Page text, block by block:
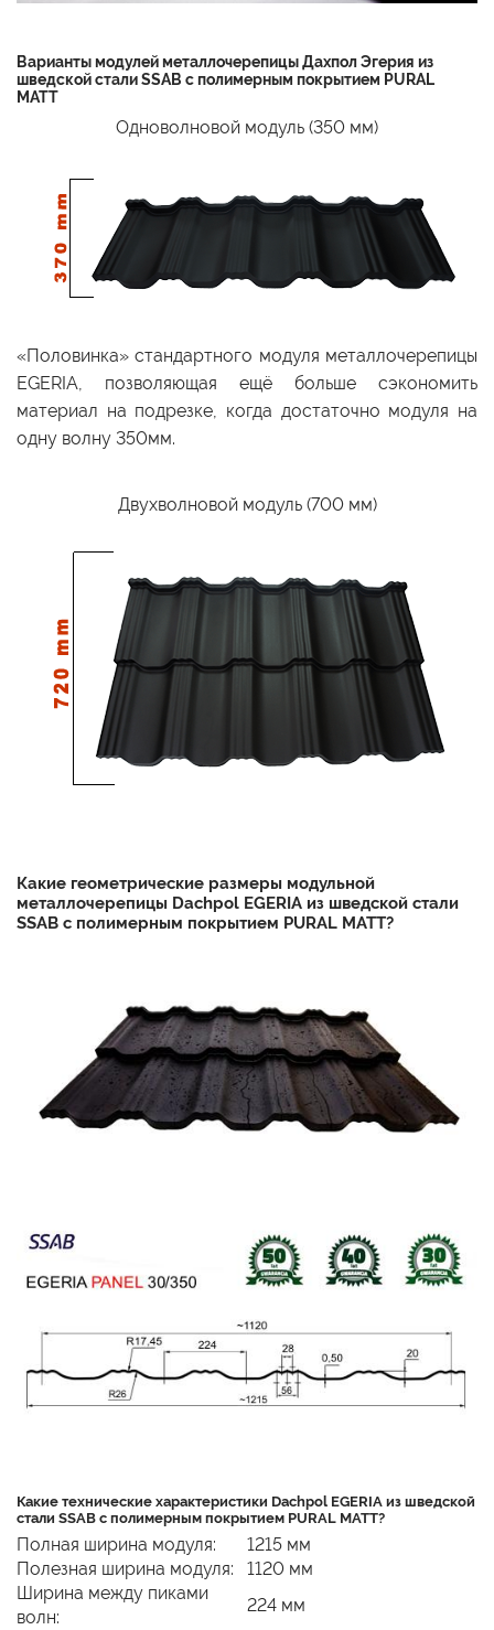
Варианты модулей металлочерепицы Дахпол Эгерия из
шведской стали SSAB с полимерным покрытием PURAL
MATT
Одноволновой модуль (350 мм)
«Половинка» стандартного модуля металлочерепицы
EGERIA, позволяющая ещё больше сэкономить
материал на подрезке, когда достаточно модуля на
одну волну 350мм.
Двухволновой модуль (700 мм)
Какие геометрические размеры модульной
металлочерепицы Dachpol EGERIA из шведской стали
SSAB с полимерным покрытием PURAL MATT?
Какие технические характеристики Dachpol EGERIA из шведской
стали SSAB с полимерным покрытием PURAL MATT?
Полная ширина модуля:
1215 мм
Полезная ширина модуля:
1120 мм
Ширина между пиками
волн:
224 мм